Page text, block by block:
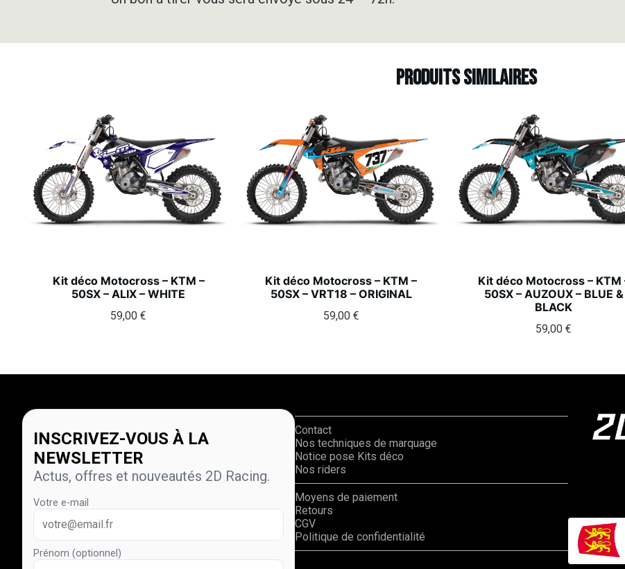
Produits similaires
Kit déco Motocross – KTM –
50SX – ALIX – WHITE
59,00€
Kit déco Motocross – KTM –
50SX – VRT18 – ORIGINAL
59,00 €
Kit déco Motocross – KTM
50SX – AUZOUX – BLUE &
BLACK
59,00€
INSCRIVEZ-VOUS À LA
NEWSLETTER
Actus, offres et nouveautés 2D Racing.
Votre e-mail
Prénom (optionnel)
Contact
Nos techniques de marquage
Notice pose Kits déco
Nos riders
Moyens de paiement
Retours
CGV
Politique de confidentialité